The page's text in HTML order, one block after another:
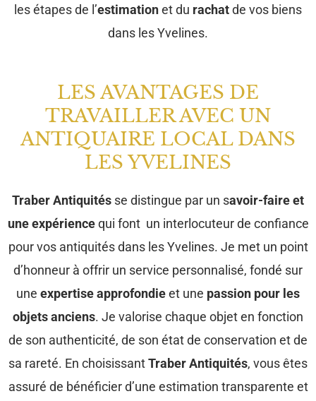
les étapes de l’estimationet du rachatde vos biens
dans les Yvelines.
LES AVANTAGES DE
TRAVAILLER AVEC UN
ANTIQUAIRE LOCAL DANS
LES YVELINES
Traber Antiquités se distingue par un savoir-faire et
une expériencequi font un interlocuteur de confiance
pour vos antiquités dans les Yvelines. Je met un point
d’honneur à offrir un service personnalisé, fondé sur
une expertise approfondieet une passion pour les
objets anciens. Je valorise chaque objet en fonction
de son authenticité, de son état de conservation et de
sa rareté. En choisissantTraber Antiquités, vous êtes
assuré de bénéficier d’une estimation transparente et